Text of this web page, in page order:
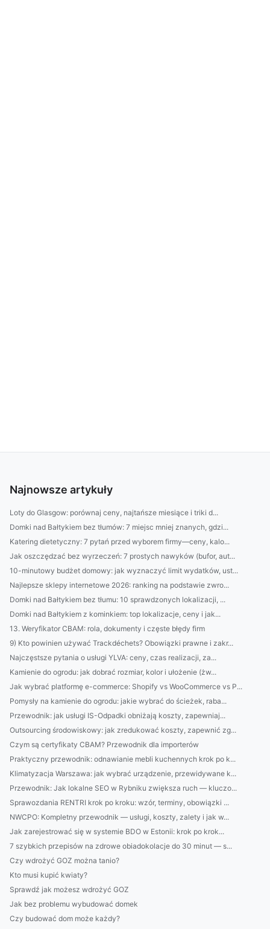
Najnowsze artykuły
Loty do Glasgow: porównaj ceny, najtańsze miesiące i triki d...
Domki nad Bałtykiem bez tłumów: 7 miejsc mniej znanych, gdzi...
Katering dietetyczny: 7 pytań przed wyborem firmy—ceny, kalo...
Jak oszczędzać bez wyrzeczeń: 7 prostych nawyków (bufor, aut...
10-minutowy budżet domowy: jak wyznaczyć limit wydatków, ust...
Najlepsze sklepy internetowe 2026: ranking na podstawie zwro...
Domki nad Bałtykiem bez tłumu: 10 sprawdzonych lokalizacji, ...
Domki nad Bałtykiem z kominkiem: top lokalizacje, ceny i jak...
13. Weryfikator CBAM: rola, dokumenty i częste błędy firm
9) Kto powinien używać Trackdéchets? Obowiązki prawne i zakr...
Najczęstsze pytania o usługi YLVA: ceny, czas realizacji, za...
Kamienie do ogrodu: jak dobrać rozmiar, kolor i ułożenie (żw...
Jak wybrać platformę e-commerce: Shopify vs WooCommerce vs P...
Pomysły na kamienie do ogrodu: jakie wybrać do ścieżek, raba...
Przewodnik: jak usługi IS-Odpadki obniżają koszty, zapewniaj...
Outsourcing środowiskowy: jak zredukować koszty, zapewnić zg...
Czym są certyfikaty CBAM? Przewodnik dla importerów
Praktyczny przewodnik: odnawianie mebli kuchennych krok po k...
Klimatyzacja Warszawa: jak wybrać urządzenie, przewidywane k...
Przewodnik: Jak lokalne SEO w Rybniku zwiększa ruch — kluczo...
Sprawozdania RENTRI krok po kroku: wzór, terminy, obowiązki ...
NWCPO: Kompletny przewodnik — usługi, koszty, zalety i jak w...
Jak zarejestrować się w systemie BDO w Estonii: krok po krok...
7 szybkich przepisów na zdrowe obiadokolacje do 30 minut — s...
Czy wdrożyć GOZ można tanio?
Kto musi kupić kwiaty?
Sprawdź jak możesz wdrożyć GOZ
Jak bez problemu wybudować domek
Czy budować dom może każdy?